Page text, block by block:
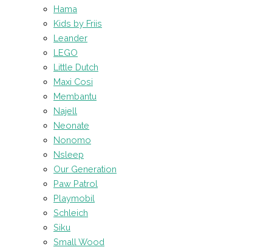
Hama
Kids by Friis
Leander
LEGO
Little Dutch
Maxi Cosi
Membantu
Najell
Neonate
Nonomo
Nsleep
Our Generation
Paw Patrol
Playmobil
Schleich
Siku
Small Wood